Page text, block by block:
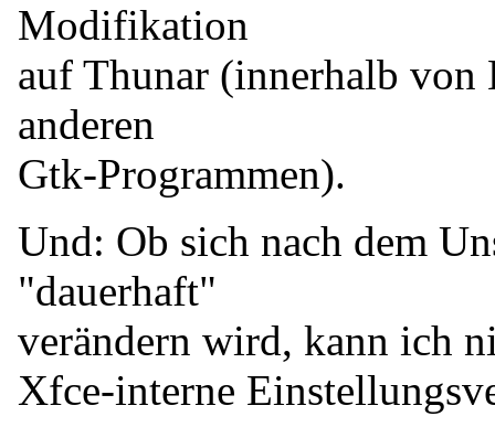
Modifikation
auf Thunar (innerhalb von
anderen
Gtk-Programmen).
Und: Ob sich nach dem
"dauerhaft"
verändern wird, kann ich
Xfce-interne